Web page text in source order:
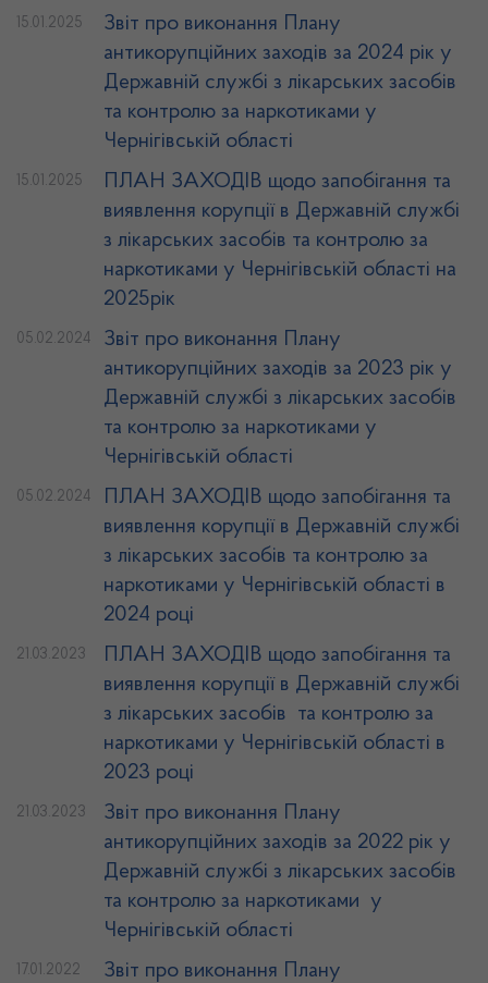
15.01.2025
Звіт про виконання Плану
антикорупційних заходів за 2024 рік у
Державній службі з лікарських засобів
та контролю за наркотиками у
Чернігівській області
15.01.2025
ПЛАН ЗАХОДІВ щодо запобігання та
виявлення корупції в Державній службі
з лікарських засобів та контролю за
наркотиками у Чернігівській області на
2025рік
05.02.2024
Звіт про виконання Плану
антикорупційних заходів за 2023 рік у
Державній службі з лікарських засобів
та контролю за наркотиками у
Чернігівській області
05.02.2024
ПЛАН ЗАХОДІВ щодо запобігання та
виявлення корупції в Державній службі
з лікарських засобів та контролю за
наркотиками у Чернігівській області в
2024 році
21.03.2023
ПЛАН ЗАХОДІВ щодо запобігання та
виявлення корупції в Державній службі
з лікарських засобів та контролю за
наркотиками у Чернігівській області в
2023 році
21.03.2023
Звіт про виконання Плану
антикорупційних заходів за 2022 рік у
Державній службі з лікарських засобів
та контролю за наркотиками у
Чернігівській області
17.01.2022
Звіт про виконання Плану